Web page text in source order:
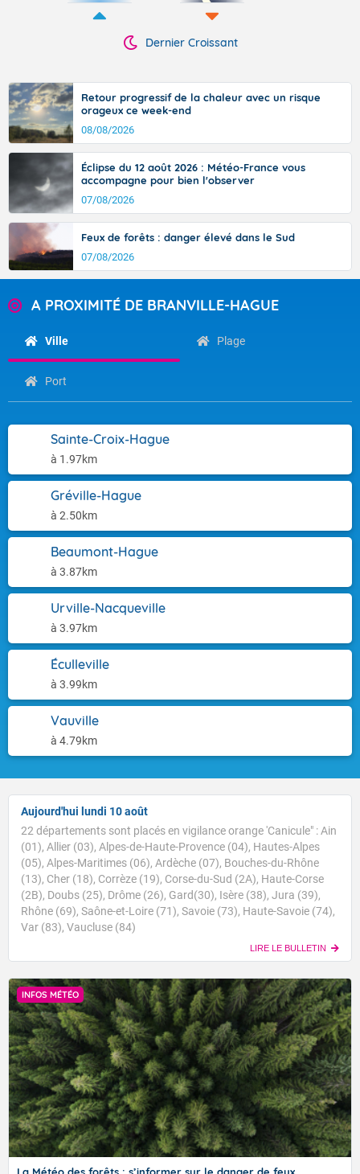
Dernier Croissant
Retour progressif de la chaleur avec un risque
orageux ce week-end
08/08/2026
Éclipse du 12 août 2026 : Météo-France vous
accompagne pour bien l'observer
07/08/2026
Feux de forêts : danger élevé dans le Sud
07/08/2026
A PROXIMITÉ DE BRANVILLE-HAGUE
Ville Plage
Port
Sainte-Croix-Hague
à 1.97km
Gréville-Hague
à 2.50km
Beaumont-Hague
à 3.87km
Urville-Nacqueville
à 3.97km
Éculleville
à 3.99km
Vauville
à 4.79km
Aujourd'hui lundi 10 août
22 départements sont placés en vigilance orange 'Canicule" : Ain
(01), Allier (03), Alpes-de-Haute-Provence (04), Hautes-Alpes
(05), Alpes-Maritimes (06), Ardèche (07), Bouches-du-Rhône
(13), Cher (18), Corrèze (19), Corse-du-Sud (2A), Haute-Corse
(2B), Doubs (25), Drôme (26), Gard(30), Isère (38), Jura (39),
Rhône (69), Saône-et-Loire (71), Savoie (73), Haute-Savoie (74),
Var (83), Vaucluse (84)
LIRE LE BULLETIN
INFOS MÉTÉO